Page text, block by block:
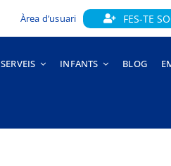
Àrea d’usuari FES-TE
SERVEIS INFANTS BLOG